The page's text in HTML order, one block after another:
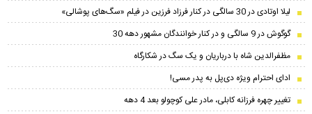
لیلا اوتادی در 30 سالگی در کنار فرزاد فرزین در فیلم «سگ‌های پوشالی»
گوگوش در 9 سالگی و در کنار خوانندگان مشهور دهه 30
مظفرالدین شاه با درباریان و یک سگ در شکارگاه
ادای احترام ویژه دی‌پل به پدر مسی!
تغییر چهره فرزانه کابلی، مادر علی کوچولو بعد 4 دهه